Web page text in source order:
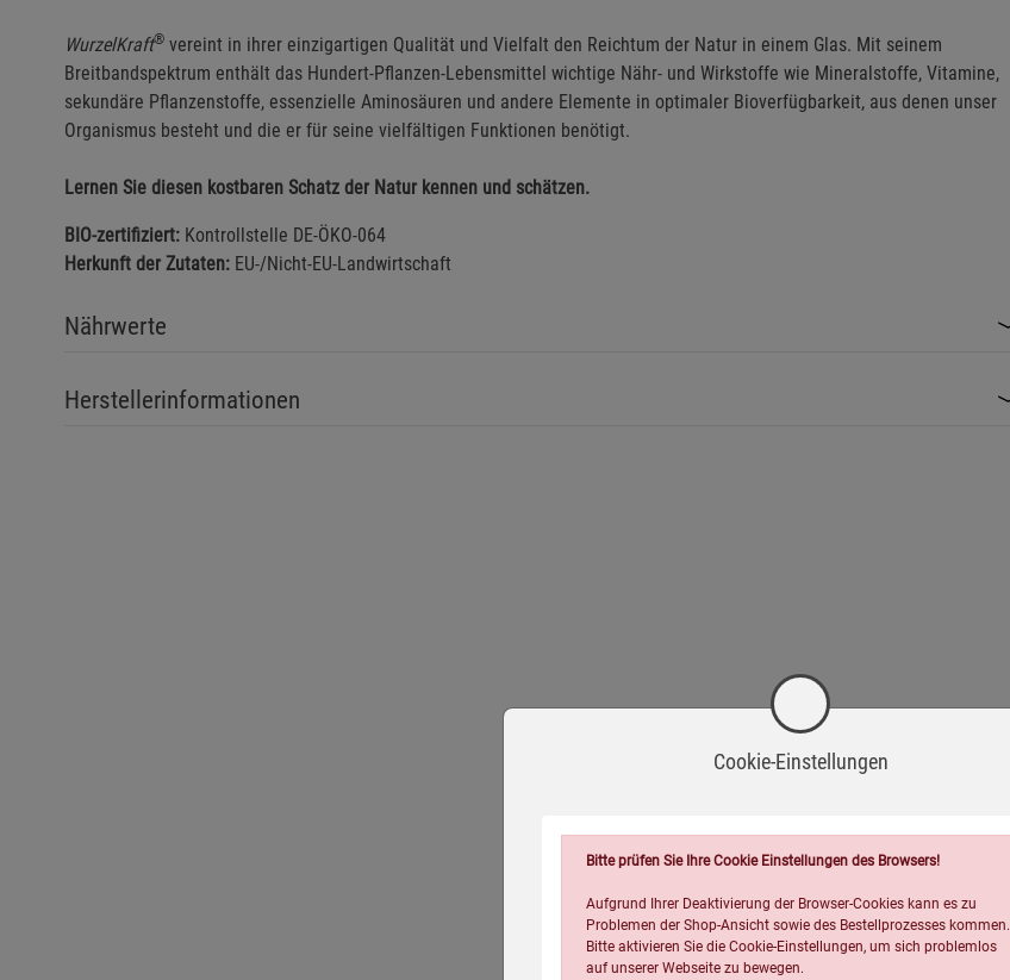
WurzelKraft® vereint in ihrer einzigartigen Qualität und Vielfalt den Reichtum der Natur in einem Glas. Mit seinem
Breitbandspektrum enthält das Hundert-Pflanzen-Lebensmittel wichtige Nähr- und Wirkstoffe wie Mineralstoffe, Vitamine,
sekundäre Pflanzenstoffe, essenzielle Aminosäuren und andere Elemente in optimaler Bioverfügbarkeit, aus denen unser
Organismus besteht und die er für seine vielfältigen Funktionen benötigt.
Lernen Sie diesen kostbaren Schatz der Natur kennen und schätzen.
BIO-zertifiziert: Kontrollstelle DE-ÖKO-064
Herkunft der Zutaten: EU-/Nicht-EU-Landwirtschaft
Nährwerte
Herstellerinformationen
Cookie-Einstellungen
Bitte prüfen Sie Ihre Cookie Einstellungen des Browsers!
Aufgrund Ihrer Deaktivierung der Browser-Cookies kann es zu
Problemen der Shop-Ansicht sowie des Bestellprozesses kommen.
Bitte aktivieren Sie die Cookie-Einstellungen, um sich problemlos
auf unserer Webseite zu bewegen.